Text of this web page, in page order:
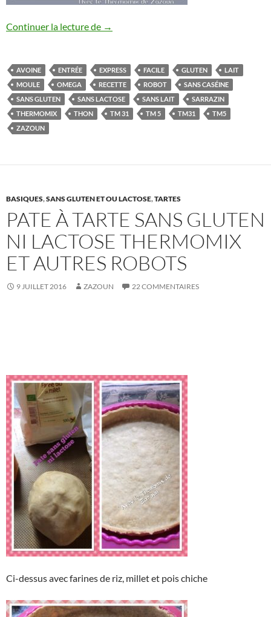
Continuer la lecture de Galettes de thon Thermomix, autres
→
AVOINE ENTRÉE EXPRESS FACILE GLUTEN
LAIT
MOULE
OMEGA RECETTE ROBOT
SANS CASÉINE
SANS GLUTEN
SANS LACTOSE SANS LAIT
SARRAZIN
THERMOMIX
THON TM 31 TM 5 TM31
TM5
ZAZOUN
BASIQUES,SANS GLUTEN ET OU LACTOSE,TARTES
PATE À TARTE SANS GLUTEN
NI LACTOSE THERMOMIX
ET AUTRES ROBOTS
9 JUILLET 2016 ZAZOUN 22 COMMENTAIRES
Ci-dessus avec farines de riz, millet et pois chiche